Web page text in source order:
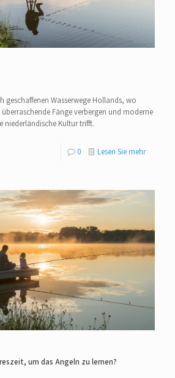
geschaffenen Wasserwege Hollands, wo
Fänge verbergen und moderne
niederländische Kultur trifft.
0 Lesen Sie mehr
um das Angeln zu lernen?